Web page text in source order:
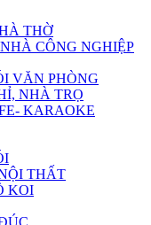
THỜ
CÔNG NGHIỆP
VĂN PHÒNG
NHÀ TRỌ
KARAOKE
THẤT
KOI